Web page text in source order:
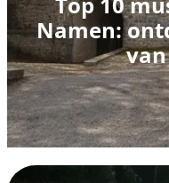
Namen: